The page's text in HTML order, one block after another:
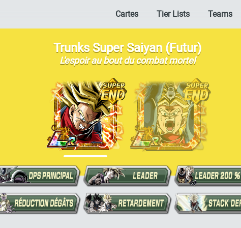
Cartes Tier Lists Teams
Trunks Super Saiyan (Futur)
L'espoir au bout du combat mortel